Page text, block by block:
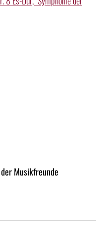
Musikfreunde